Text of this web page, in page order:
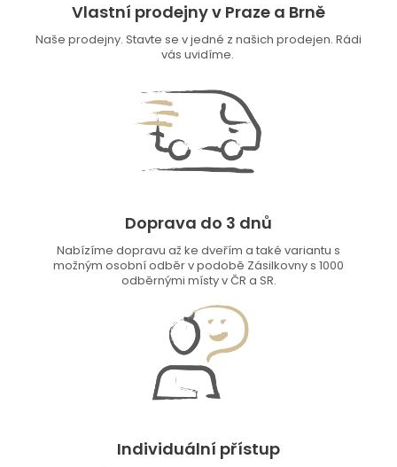
Vlastní prodejny v Praze a Brně
Naše prodejny. Stavte se v jedné z našich prodejen. Rádi
vás uvidíme.
Doprava do 3 dnů
Nabízíme dopravu až ke dveřím a také variantu s
možným osobní odběr v podobě Zásilkovny s 1000
odběrnými místy v ČR a SR.
Individuální přístup